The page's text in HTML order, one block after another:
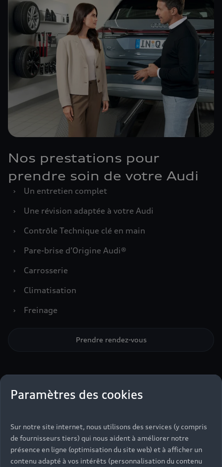
Paramètres des cookies
Sur notre site internet, nous utilisons des services (y compris
de fournisseurs tiers) qui nous aident à améliorer notre
présence en ligne (optimisation du site web) et à afficher un
contenu adapté à vos intérêts (personnalisation du contenu
Nos prestations pour
prendre soin de votre Audi
›
Un entretien complet
›
Une révision adaptée à votre Audi
›
Contrôle Technique clé en main
›
Pare-brise d’Origine Audi®
›
Carrosserie
›
Climatisation
›
Freinage
Prendre rendez-vous